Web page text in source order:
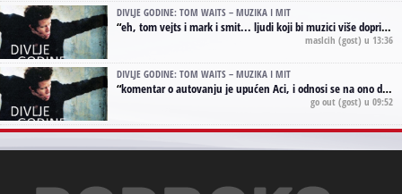
DIVLJE GODINE: TOM WAITS – MUZIKA I MIT
“eh, tom vejts i mark i smit... ljudi koji bi muzici više doprineli da su radili kao vozači tramvaja u gsp-u.
maslcih (gost) u 13:36
DIVLJE GODINE: TOM WAITS – MUZIKA I MIT
“komentar o autovanju je upućen Aci, i odnosi se na ono drugo autovanje...'senzualnost Waitsa' ;)
go out (gost) u 09:52